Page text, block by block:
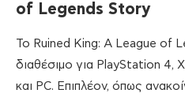
of Legends Story
To Ruined King: A League of
διαθέσιμο για PlayStation 4,
και PC. Επιπλέον, όπως